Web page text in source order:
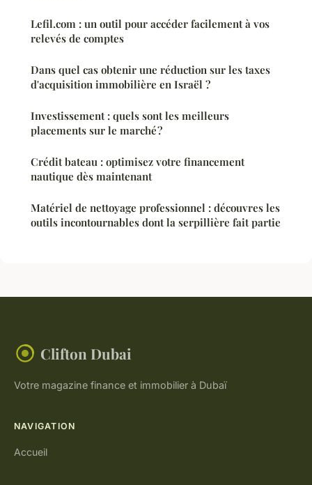
Lefil.com : un outil pour accéder facilement à vos
relevés de comptes
Dans quel cas obtenir une réduction sur les taxes
d'acquisition immobilière en Israël ?
Investissement : quels sont les meilleurs
placements sur le marché ?
Crédit bateau : optimisez votre financement
nautique dès maintenant
Matériel de nettoyage professionnel : découvres les
outils incontournables dont la serpillière fait partie
Clifton Dubai
Votre magazine finance et immobilier à Dubaï
NAVIGATION
Accueil